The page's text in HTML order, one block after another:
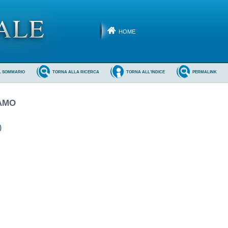
HOME
PERMALINK
TORNA ALL'INDICE
TORNA ALLA RICERCA
SOMMARIO